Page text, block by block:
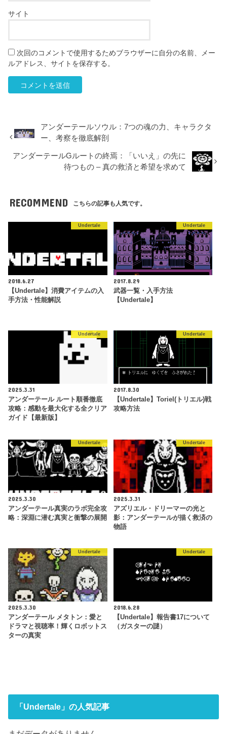
サイト
次回のコメントで使用するためブラウザーに自分の名前、メー
ルアドレス、サイトを保存する。
アンダーテールソウル：7つの魂の力、キャラクタ
ー、考察を徹底解剖
アンダーテールGルートの終焉：「いいえ」の先に
待つもの – 真の救済と希望を求めて
RECOMMEND こちらの記事も人気です。
Undertale
2018.6.27
【Undertale】消費アイテムの入
手方法・性能解説
Undertale
2017.8.29
武器一覧・入手方法
【Undertale】
Undertale
2025.3.31
アンダーテール ルート順番徹底
攻略：感動を最大化する全クリア
ガイド【最新版】
Undertale
2017.8.30
【Undertale】Toriel(トリエル)戦
攻略方法
Undertale
2025.3.30
アンダーテール真実のラボ完全攻
略：深淵に潜む真実と衝撃の展開
Undertale
2025.3.31
アズリエル・ドリーマーの光と
影：アンダーテールが描く救済の
物語
Undertale
2025.3.30
アンダーテール メタトン：愛と
ドラマと視聴率！輝くロボットス
ターの真実
Undertale
2018.6.28
【Undertale】報告書17について
（ガスターの謎）
「Undertale」の人気記事